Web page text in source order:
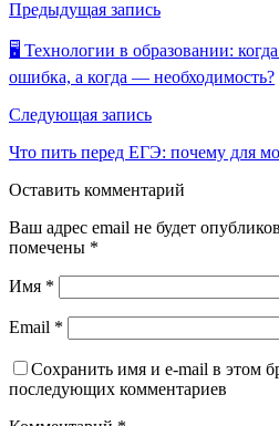
Навигация
по
записям
Предыдущая запись
🖥️ Технологии в образовании:
ошибка, а когда — необходимость?
Следующая запись
Что пить перед ЕГЭ: почему для
Оставить комментарий
Ваш адрес email не будет
помечены *
Имя *
Email *
Сохранить имя и e-mail в этом
последующих комментариев